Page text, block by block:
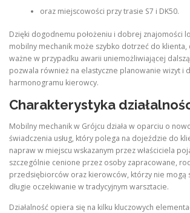
oraz miejscowości przy trasie S7 i DK50.
Dzięki dogodnemu położeniu i dobrej znajomości
mobilny mechanik może szybko dotrzeć do klienta,
ważne w przypadku awarii uniemożliwiającej
pozwala również na elastyczne planowanie wizyt i
harmonogramu kierowcy.
Charakterystyka
Mobilny mechanik w Grójcu działa w oparciu o
świadczenia usług, który polega na dojeździe do
napraw w miejscu wskazanym przez właściciela
szczególnie cenione przez osoby zapracowane,
przedsiębiorców oraz kierowców, którzy nie mogą
długie oczekiwanie w tradycyjnym warsztacie.
Działalność opiera się na kilku kluczowych